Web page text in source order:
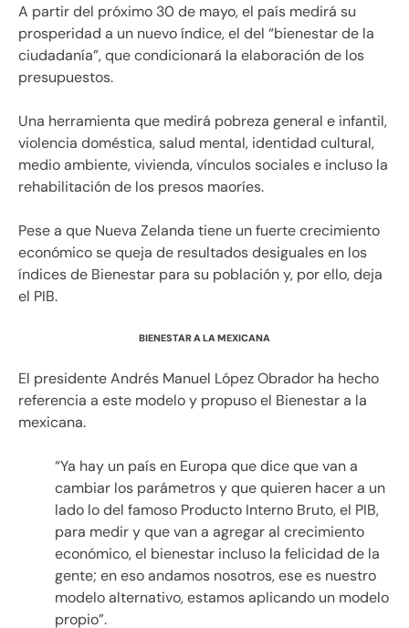
A partir del próximo 30 de mayo, el país medirá su
prosperidad a un nuevo índice, el del “bienestar de la
ciudadanía”, que condicionará la elaboración de los
presupuestos.
Una herramienta que medirá pobreza general e infantil,
violencia doméstica, salud mental, identidad cultural,
medio ambiente, vivienda, vínculos sociales e incluso la
rehabilitación de los presos maoríes.
Pese a que Nueva Zelanda tiene un fuerte crecimiento
económico se queja de resultados desiguales en los
índices de Bienestar para su población y, por ello, deja
el PIB.
BIENESTAR A LA MEXICANA
El presidente Andrés Manuel López Obrador ha hecho
referencia a este modelo y propuso el Bienestar a la
mexicana.
“Ya hay un país en Europa que dice que van a
cambiar los parámetros y que quieren hacer a un
lado lo del famoso Producto Interno Bruto, el PIB,
para medir y que van a agregar al crecimiento
económico, el bienestar incluso la felicidad de la
gente; en eso andamos nosotros, ese es nuestro
modelo alternativo, estamos aplicando un modelo
propio”.